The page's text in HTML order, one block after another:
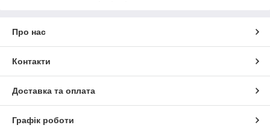
Про нас
Контакти
Доставка та оплата
Графік роботи